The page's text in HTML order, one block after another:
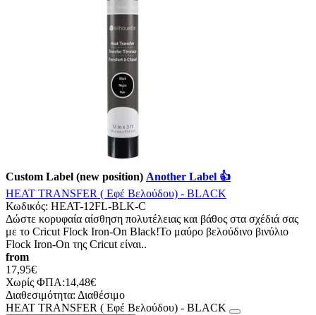
Custom Label (new position) Another Label 👍
HEAT TRANSFER ( Εφέ Βελούδου) - BLACK
Κωδικός: HEAT-12FL-BLK-C
Δώστε κορυφαία αίσθηση πολυτέλειας και βάθος στα σχέδιά σας
με το Cricut Flock Iron-On Black!Το μαύρο βελούδινο βινύλιο
Flock Iron-On της Cricut είναι..
from
17,95€
Χωρίς ΦΠΑ:14,48€
Διαθεσιμότητα: Διαθέσιμο
HEAT TRANSFER ( Εφέ Βελούδου) - BLACK